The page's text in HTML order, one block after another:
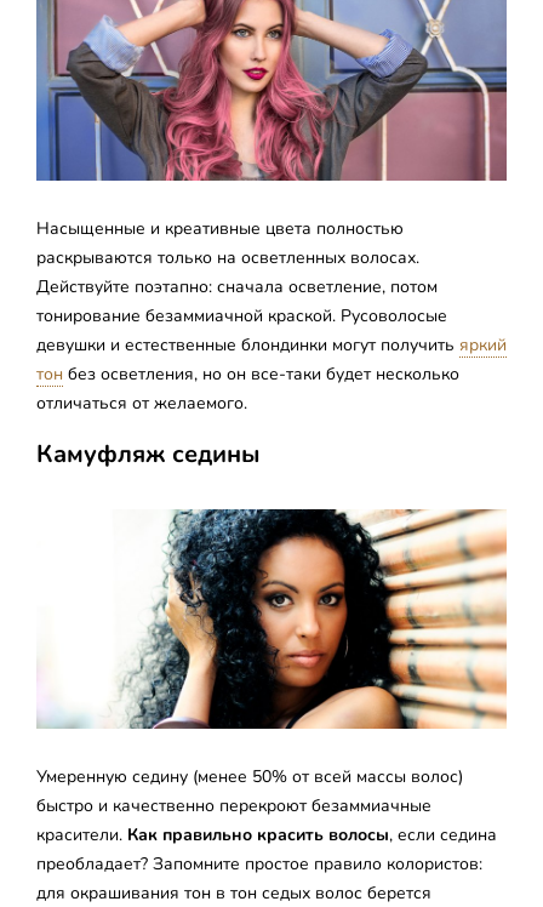
Насыщенные и креативные цвета полностью
раскрываются только на осветленных волосах.
Действуйте поэтапно: сначала осветление, потом
тонирование безаммиачной краской. Русоволосые
девушки и естественные блондинки могут получить яркий
тон без осветления, но он все-таки будет несколько
отличаться от желаемого.
Камуфляж седины
Умеренную седину (менее 50% от всей массы волос)
быстро и качественно перекроют безаммиачные
красители. Как правильно красить волосы, если седина
преобладает? Запомните простое правило колористов:
для окрашивания тон в тон седых волос берется